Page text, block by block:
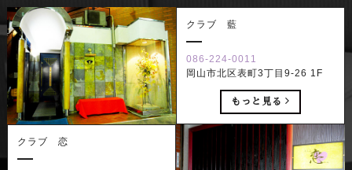
クラブ 藍
086-224-0011
岡山市北区表町3丁目9-26 1F
もっと見る
クラブ 恋